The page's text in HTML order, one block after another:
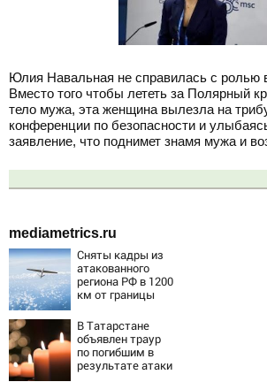
Юлия Навальная не справилась с ролью
Вместо того чтобы лететь за Полярный
тело мужа, эта женщина вылезла на
конференции по безопасности и
заявление, что поднимет знамя мужа и
mediametrics.ru
Сняты кадры из
атакованного
региона РФ в 1200
км от границы
В Татарстане
объявлен траур
по погибшим в
результате атаки